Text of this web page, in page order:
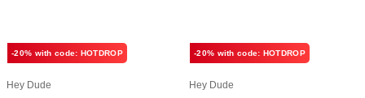
-20% with code: HOTDROP
Hey Dude
-20% with code: HOTDROP
Hey Dude